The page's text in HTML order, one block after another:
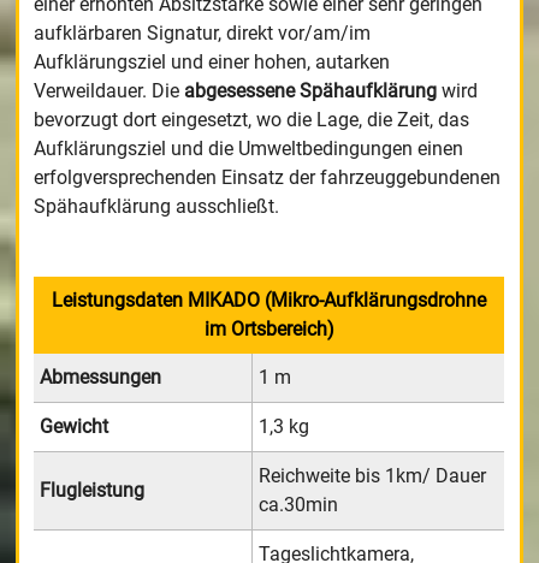
aufklärbaren Signatur, direkt vor/am/im
Aufklärungsziel und einer hohen, autarken
Verweildauer. Die abgesessene Spähaufklärung wird
bevorzugt dort eingesetzt, wo die Lage, die Zeit, das
Aufklärungsziel und die Umweltbedingungen einen
erfolgversprechenden Einsatz der fahrzeuggebundenen
Spähaufklärung ausschließt.
Leistungsdaten MIKADO (Mikro-Aufklärungsdrohne
im Ortsbereich)
Abmessungen 1 m
Gewicht 1,3 kg
Flugleistung
Reichweite bis 1km/ Dauer
ca.30min
Tageslichtkamera,